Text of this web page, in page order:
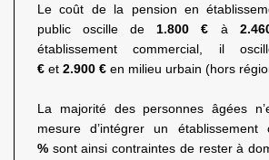
Le coût de la pension en
public oscille de1.800 € à
établissement commercial, il
€ et 2.900 € en milieu urbain (hors
La majorité des personnes âgées
mesure d’intégrer un
% sont ainsi contraintes de rester à